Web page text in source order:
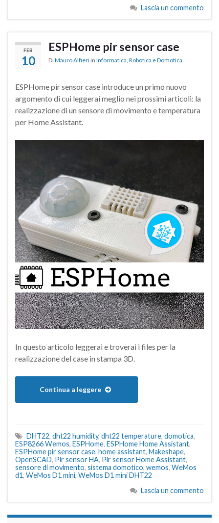
Lascia un commento
FEB
10
ESPHome pir sensor case
DiMauro Alfieri in Informatica, Robotica e Domotica
ESPHome pir sensor case introduce un primo nuovo
argomento di cui leggerai meglio nei prossimi articoli: la
realizzazione di un sensore di movimento e temperatura
per Home Assistant.
In questo articolo leggerai e troverai i files per la
realizzazione del case in stampa 3D.
Continua a leggere
DHT22, dht22 humidity, dht22 temperature, domotica,
ESP8266 Wemos, ESPHome, ESPHome Home Assistant,
ESPHome pir sensor case, home assistant, Makeshape,
OpenSCAD, Pir sensor HA, Pir sensor Home Assistant,
sensore di movimento, sistema domotico, wemos, WeMos
d1, WeMos D1 mini, WeMos D1 mini DHT22
Lascia un commento